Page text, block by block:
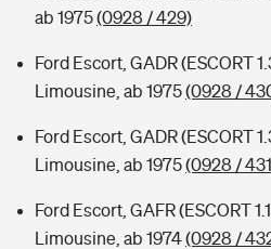
ab 1975(0928 / 429)
Ford Escort, GADR (ESCORT
Limousine, ab 1975(0928 /
Ford Escort, GADR (ESCORT
Limousine, ab 1975(0928 /
Ford Escort, GAFR (ESCORT
Limousine, ab 1974(0928 /